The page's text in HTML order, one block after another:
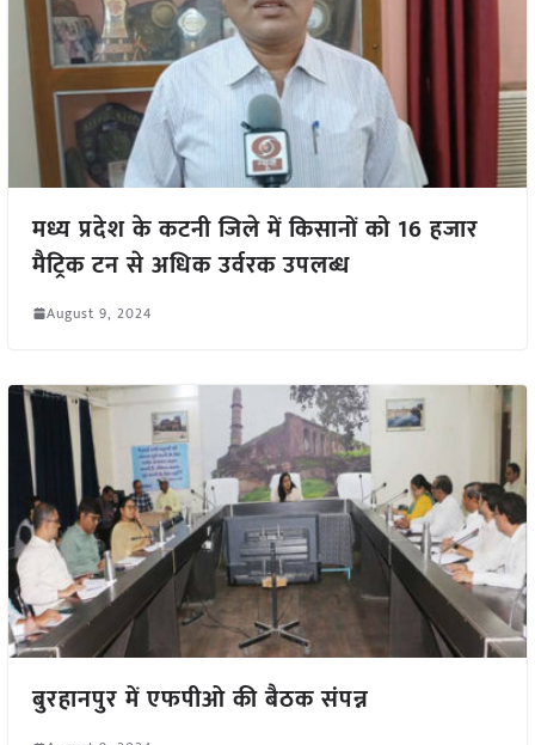
मध्य प्रदेश के कटनी जिले में किसानों को 16 हजार
मैट्रिक टन से अधिक उर्वरक उपलब्ध
August 9, 2024
बुरहानपुर में एफपीओ की बैठक संपन्न